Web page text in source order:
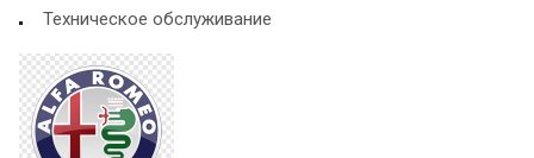
Техническое обслуживание